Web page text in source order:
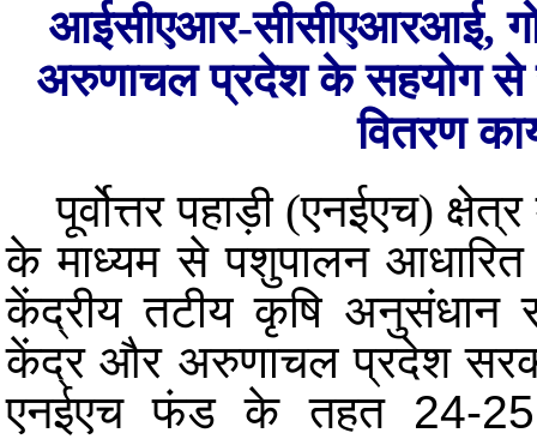
आईसीएआर-सीसीएआरआई,
अरुणाचल प्रदेश के सहयोग से
वितरण
पूर्वोत्तर पहाड़ी (एनईएच)
के माध्यम से पशुपालन
केंद्रीय तटीय कृषि अनुसंधान
केंद्र और अरुणाचल प्रदेश
एनईएच फंड के तहत 24-